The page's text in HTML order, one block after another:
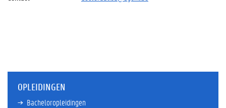
OPLEIDINGEN
Bacheloropleidingen